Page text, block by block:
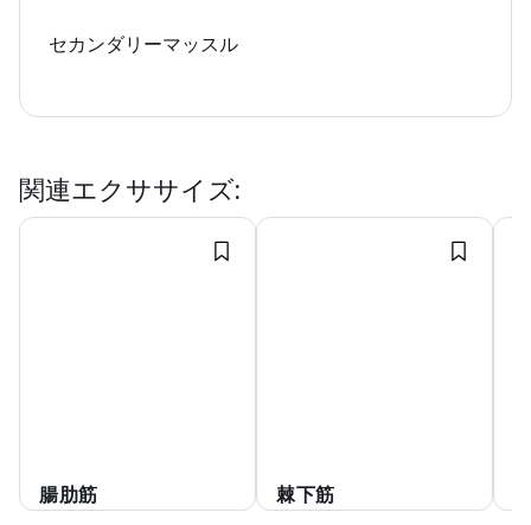
セカンダリーマッスル
関連エクササイズ:
腸肋筋
棘下筋